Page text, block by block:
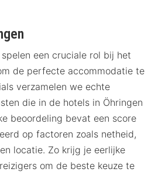
een cruciale rol bij het
de perfecte accommodatie te
verzamelen we echte
die in de hotels in Öhringen
beoordeling bevat een score
op factoren zoals netheid,
locatie. Zo krijg je eerlijke
om de beste keuze te